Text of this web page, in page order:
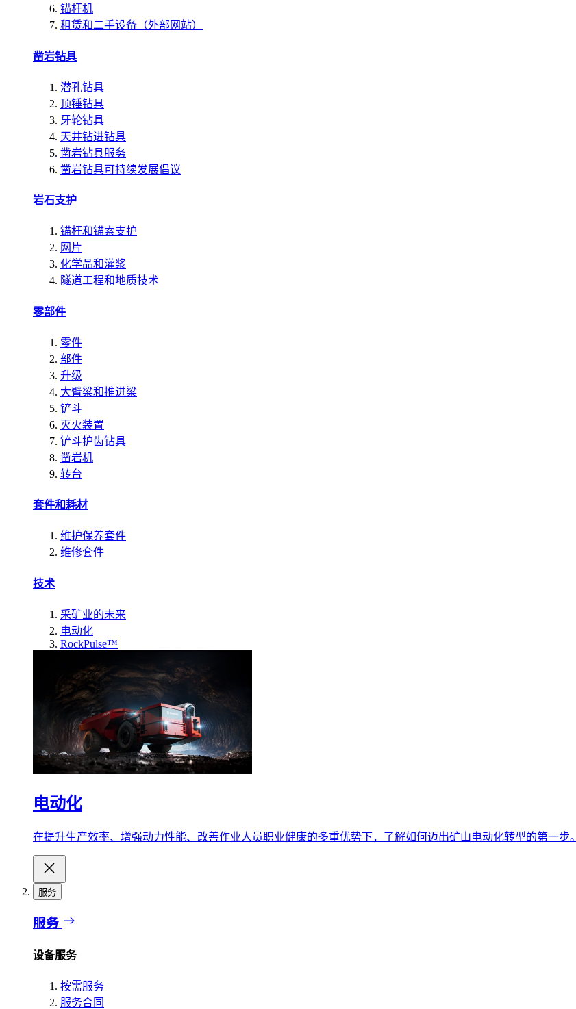
锚杆机
租赁和二手设备（外部网站）
凿岩钻具
潜孔钻具
顶锤钻具
牙轮钻具
天井钻进钻具
凿岩钻具服务
凿岩钻具可持续发展倡议
岩石支护
锚杆和锚索支护
网片
化学品和灌浆
隧道工程和地质技术
零部件
零件
部件
升级
大臂梁和推进梁
铲斗
灭火装置
铲斗护齿钻具
凿岩机
转台
套件和耗材
维护保养套件
维修套件
技术
采矿业的未来
电动化
RockPulse™
电动化
在提升生产效率、增强动力性能、改善作业人员职业健康的多重优势下，了解如何迈出矿山电动化转型的第一步。
服务
服务
设备服务
按需服务
服务合同